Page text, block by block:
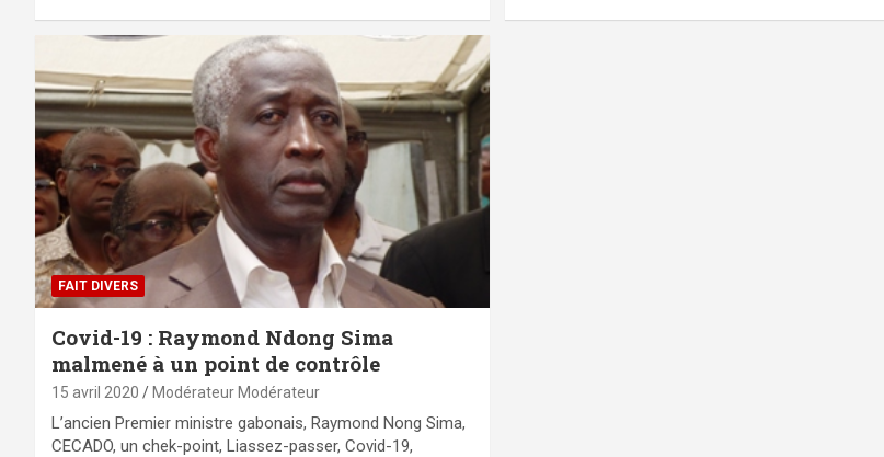
FAIT DIVERS
Covid-19 : Raymond Ndong Sima
malmené à un point de contrôle
15 avril 2020 Modérateur Modérateur
L’ancien Premier ministre gabonais, Raymond Nong Sima,
CECADO, un chek-point, Liassez-passer, Covid-19,